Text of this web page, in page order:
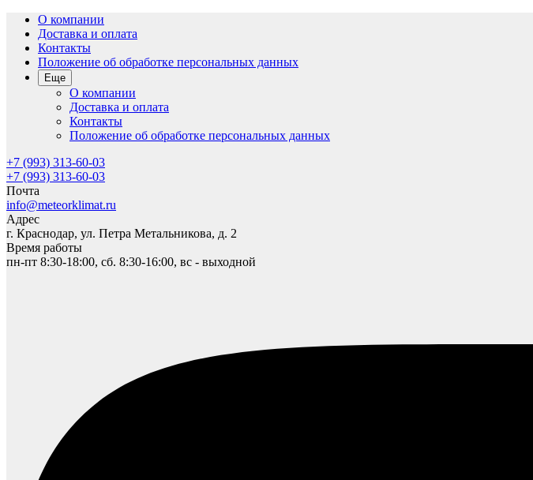
О компании
Доставка и оплата
Контакты
Положение об обработке персональных данных
Еще
О компании
Доставка и оплата
Контакты
Положение об обработке персональных данных
+7 (993) 313-60-03
+7 (993) 313-60-03
Почта
info@meteorklimat.ru
Адрес
г. Краснодар, ул. Петра Метальникова, д. 2
Время работы
пн-пт 8:30-18:00, сб. 8:30-16:00, вс - выходной